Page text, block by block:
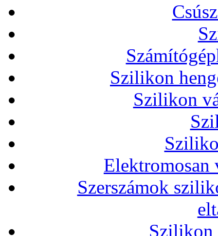
Szilikon
Szilikon
Elektromosan
Szerszámok
Szilikon